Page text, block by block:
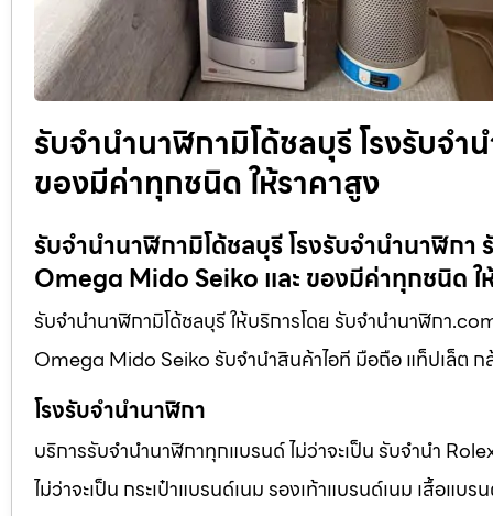
รับจำนำนาฬิกามิโด้ชลบุรี โรงรับจ
ของมีค่าทุกชนิด ให้ราคาสูง
รับจำนำนาฬิกามิโด้ชลบุรี โรงรับจำนำนาฬิก
Omega Mido Seiko และ ของมีค่าทุกชนิด ใ
รับจำนำนาฬิกามิโด้ชลบุรี ให้บริการโดย รับจํานํานาฬิกา
Omega Mido Seiko รับจำนำสินค้าไอที มือถือ แท็ปเล็ต
โรงรับจำนำนาฬิกา
บริการรับจำนำนาฬิกาทุกแบรนด์ ไม่ว่าจะเป็น รับจำนำ
ไม่ว่าจะเป็น กระเป๋าแบรนด์เนม รองเท้าแบรนด์เนม เสื้อแ